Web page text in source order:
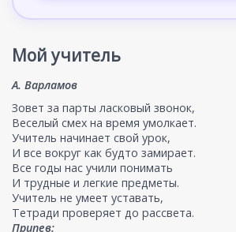
Мой учитель
А. Варламов
Зовет за парты ласковый звонок,
Веселый смех на время умолкает.
Учитель начинает свой урок,
И все вокруг как будто замирает.
Все годы нас учили понимать
И трудные и легкие предметы.
Учитель не умеет уставать,
Тетради проверяет до рассвета.
Припев: